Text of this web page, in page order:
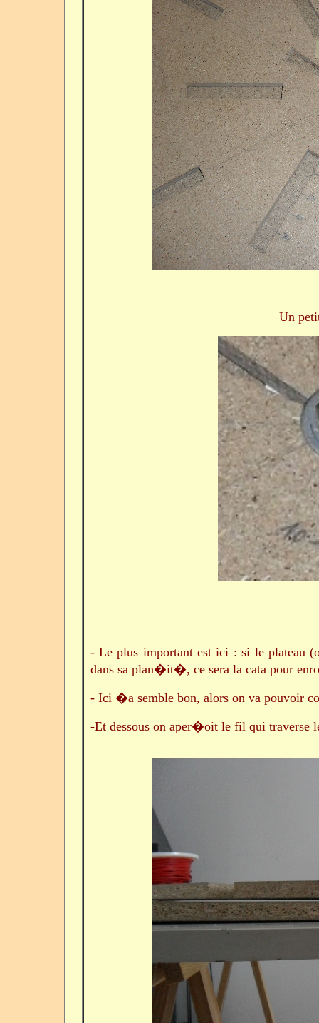
Un
- Le plus important est ici : si le plateau
dans sa plan�it�, ce sera la cata pour
- Ici �a semble bon, alors on va pouvoir
-Et dessous on aper�oit le fil qui traverse